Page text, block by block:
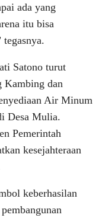
ada yang
itu bisa
tegasnya.
Satono turut
Kambing dan
Air Minum
Desa Mulia.
Pemerintah
kesejahteraan
keberhasilan